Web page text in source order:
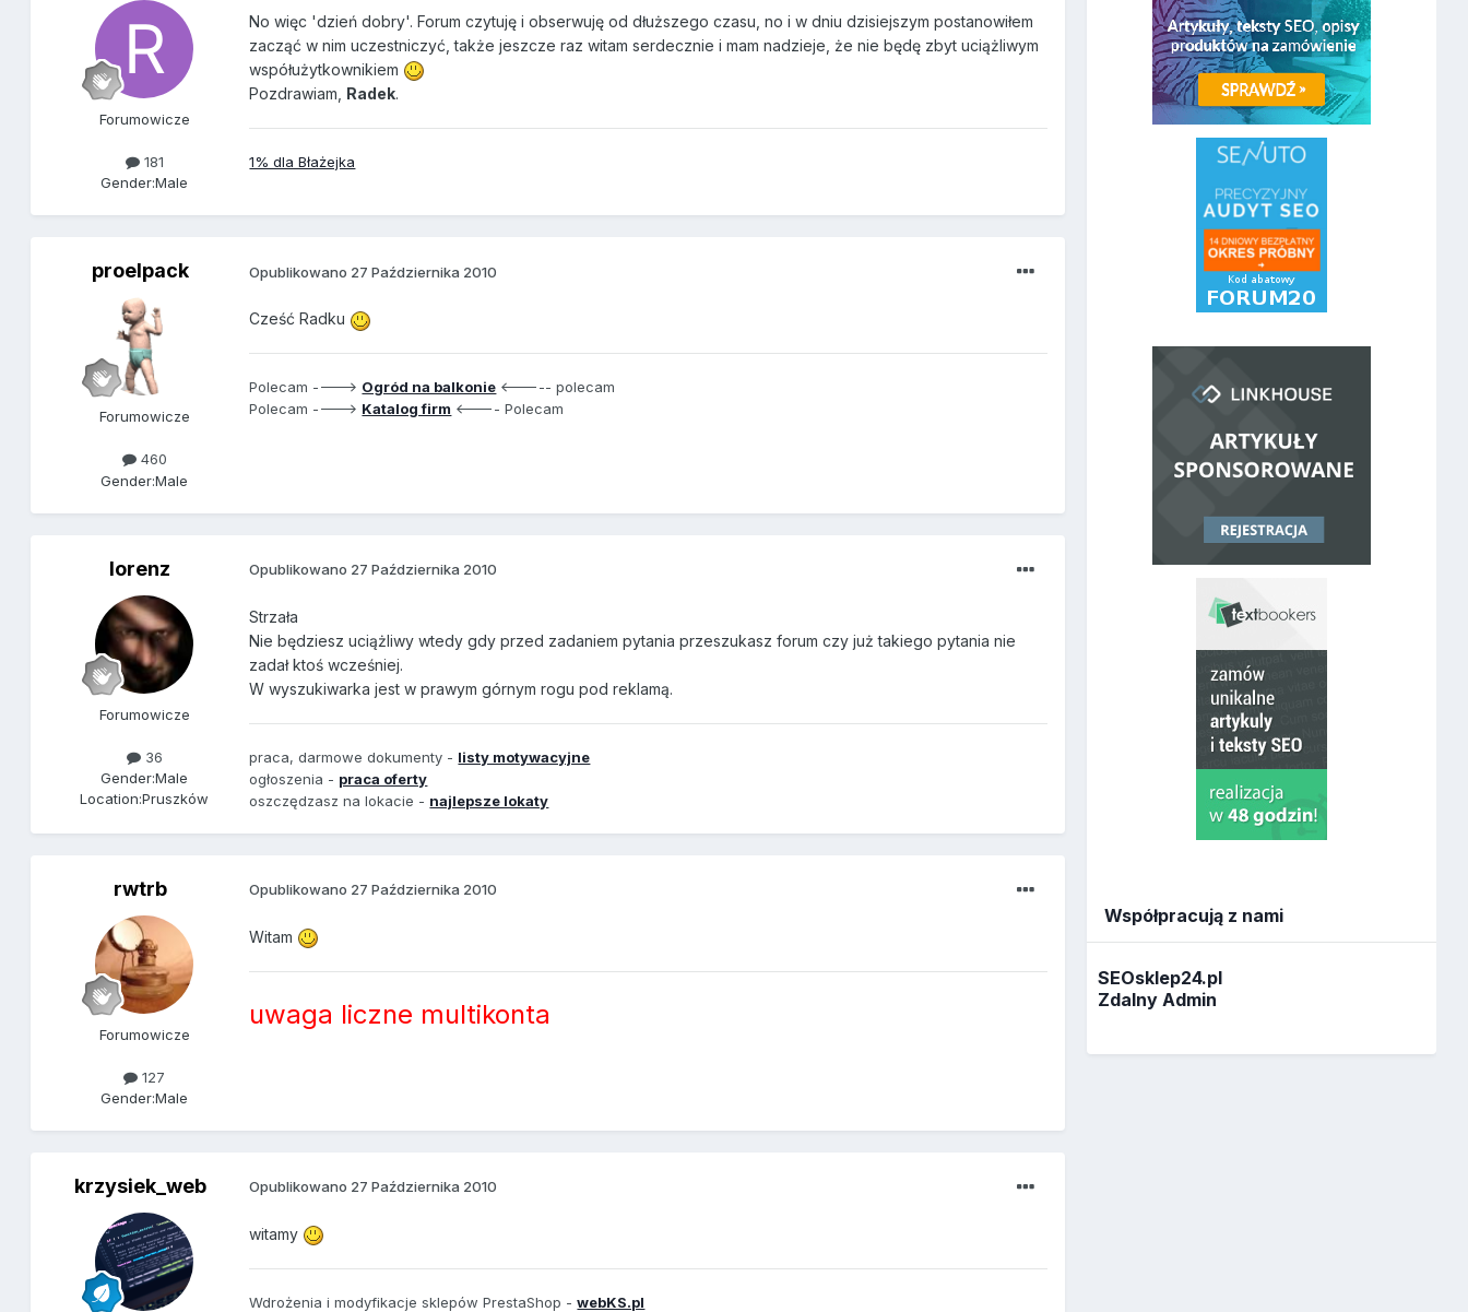
Forumowicze
181
Gender:Male
No więc 'dzień dobry'. Forum czytuję i obserwuję od dłuższego czasu, no i w dniu dzisiejszym postanowiłem
zacząć w nim uczestniczyć, także jeszcze raz witam serdecznie i mam nadzieje, że nie będę zbyt uciążliwym
współużytkownikiem
Pozdrawiam, Radek.
1% dla Błażejka
proelpack
Forumowicze
460
Gender:Male
Opublikowano 27 Października 2010
Cześć Radku
Polecam ----> Ogród na balkonie <----- polecam
Polecam ----> Katalog firm <---- Polecam
lorenz
Forumowicze
36
Gender:Male
Location:Pruszków
Opublikowano 27 Października 2010
Strzała
Nie będziesz uciążliwy wtedy gdy przed zadaniem pytania przeszukasz forum czy już takiego pytania nie
zadał ktoś wcześniej.
W wyszukiwarka jest w prawym górnym rogu pod reklamą.
praca, darmowe dokumenty - listy motywacyjne
ogłoszenia - praca oferty
oszczędzasz na lokacie - najlepsze lokaty
rwtrb
Forumowicze
127
Gender:Male
Opublikowano 27 Października 2010
Witam
uwaga liczne multikonta
krzysiek_web Opublikowano 27 Października 2010
witamy
Wdrożenia i modyfikacje sklepów PrestaShop -webKS.pl
Współpracują z nami
SEOsklep24.pl
Zdalny Admin